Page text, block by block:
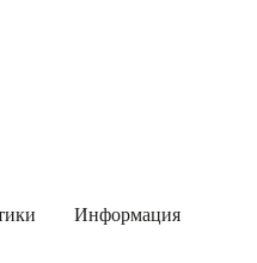
Информация